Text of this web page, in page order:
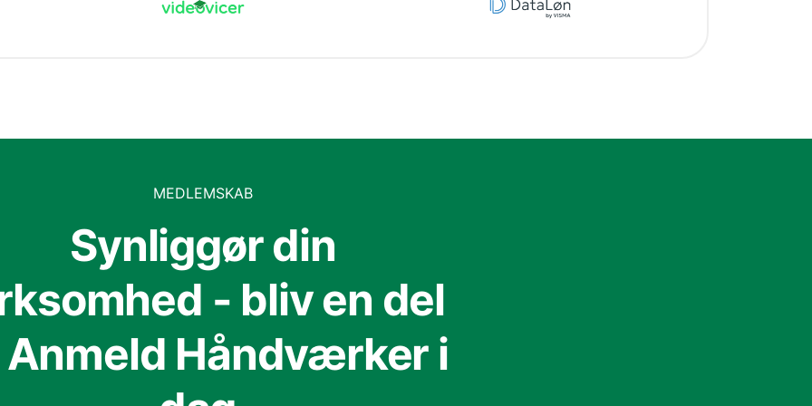
MEDLEMSKAB
Synliggør din
- bliv en del
Håndværker i